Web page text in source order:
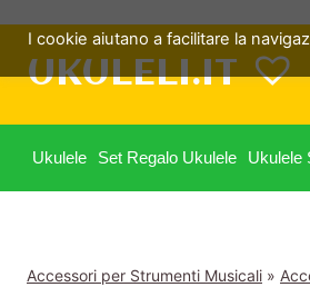
contenuto
UKULELI.IT
Ukulele Set Regalo Ukulele Ukulele
Accessori per Strumenti Musicali »
I cookie aiutano a facilitare la